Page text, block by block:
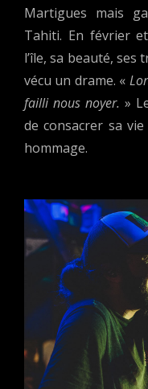
Martigues mais
Tahiti. En février
l’île, sa beauté,
vécu un drame. «
failli nous noyer.»
de consacrer sa
hommage.